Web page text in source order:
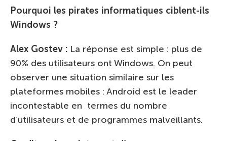
Pourquoi les pirates informatiques ciblent-ils
Windows ?
Alex Gostev : La réponse est simple : plus de
90% des utilisateurs ont Windows. On peut
observer une situation similaire sur les
plateformes mobiles : Android est le leader
incontestable en termes du nombre
d’utilisateurs et de programmes malveillants.